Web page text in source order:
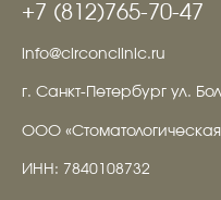
+7 (812)765-70-47
info@circonclinic.ru
г. Санкт-Петербург ул.
ООО
ИНН: 7840108732